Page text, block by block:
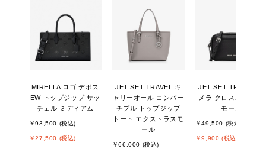
MIRELLA ロゴ デボス
EW トップジップ サッ
チェル ミディアム
￥93,500 (税込)
￥27,500 (税込)
JET SET TRAVEL キ
ャリーオール コンバー
チブル トップジップ
トート エクストラスモ
ール
￥66,000 (税込)
JET SET TRAVEL カ
メラ クロスボディ ス
モール
￥49,500 (税込)
￥9,900 (税込)